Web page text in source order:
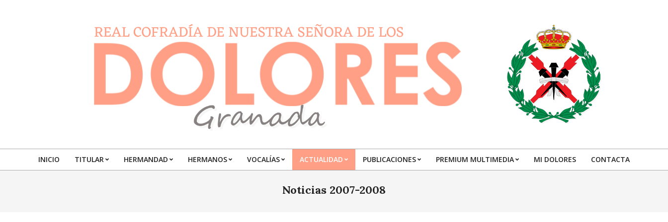
DOLORESGRANADA
Primary
Menu
INICIO TITULAR HERMANDAD HERMANOS VOCALÍAS ACTUALIDAD PUBLICACIONES PREMIUM MULTIMEDIA MI DOLORES CONTACTA
Noticias 2007-2008